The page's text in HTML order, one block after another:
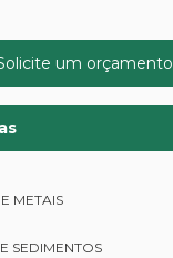
um orçamento
METAIS
SEDIMENTOS